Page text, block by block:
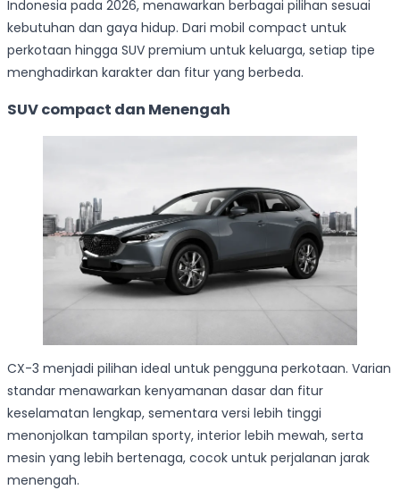
Indonesia pada 2026, menawarkan berbagai pilihan sesuai
kebutuhan dan gaya hidup. Dari mobil compact untuk
perkotaan hingga SUV premium untuk keluarga, setiap tipe
menghadirkan karakter dan fitur yang berbeda.
SUV compact dan Menengah
CX-3 menjadi pilihan ideal untuk pengguna perkotaan. Varian
standar menawarkan kenyamanan dasar dan fitur
keselamatan lengkap, sementara versi lebih tinggi
menonjolkan tampilan sporty, interior lebih mewah, serta
mesin yang lebih bertenaga, cocok untuk perjalanan jarak
menengah.